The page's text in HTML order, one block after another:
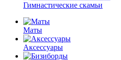
Гимнастические скамьи
Маты
Аксессуары